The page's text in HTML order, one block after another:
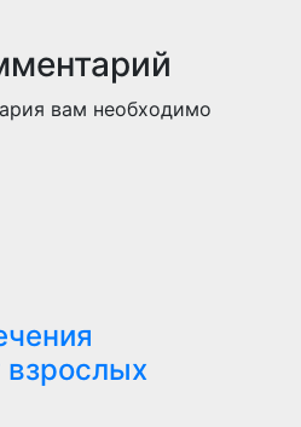
вам необходимо
взрослых